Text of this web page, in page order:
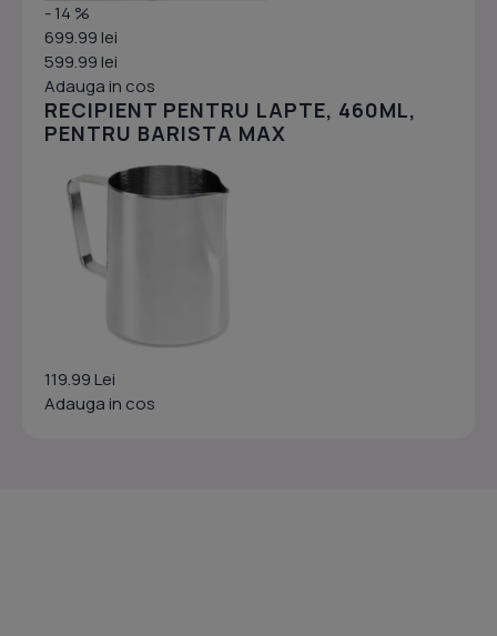
- 14 %
699.99 lei
599.99 lei
Adauga in cos
RECIPIENT PENTRU LAPTE, 460ML,
PENTRU BARISTA MAX
119.99 Lei
Adauga in cos